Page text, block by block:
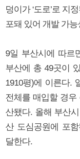
덩이가 ‘도로’로 지
포돼 있어 개발 가
9일 부산시에 따르
부산에 총 49곳이
1910평)에 이른다.
전체를 매입할 경
산됐다. 올해 부산
산 도심공원에 포
달한다.